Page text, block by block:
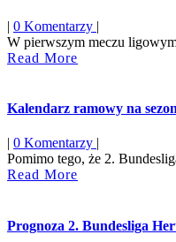
| 0 Komentarzy |
W pierwszym meczu
Read More
Kalendarz ramowy na
| 0 Komentarzy |
Pomimo tego, że 2.
Read More
Prognoza 2. Bundesliga